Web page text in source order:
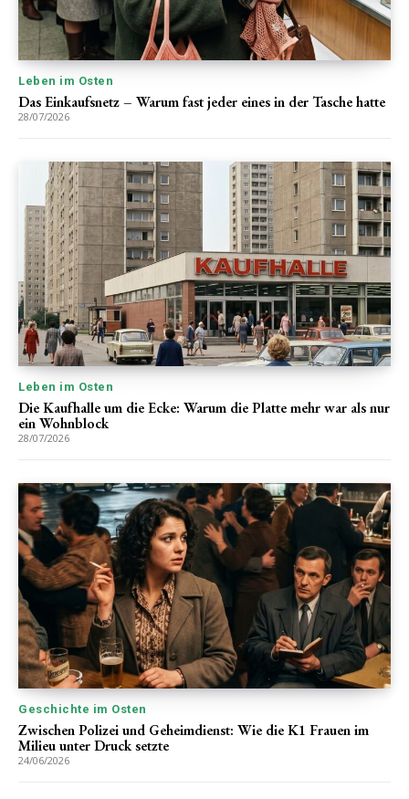
Leben im Osten
Das Einkaufsnetz – Warum fast jeder eines in der Tasche hatte
28/07/2026
Leben im Osten
Die Kaufhalle um die Ecke: Warum die Platte mehr war als nur
ein Wohnblock
28/07/2026
Geschichte im Osten
Zwischen Polizei und Geheimdienst: Wie die K1 Frauen im
Milieu unter Druck setzte
24/06/2026